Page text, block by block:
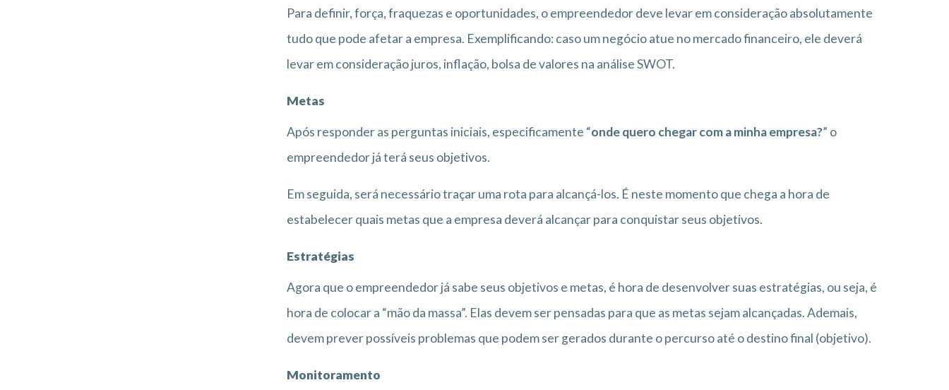
Para definir, força, fraquezas e oportunidades, o empreendedor deve levar em consideração absolutamente
tudo que pode afetar a empresa. Exemplificando: caso um negócio atue no mercado financeiro, ele deverá
levar em consideração juros, inflação, bolsa de valores na análise SWOT.
Metas
Após responder as perguntas iniciais, especificamente “onde quero chegar com a minha empresa?” o
empreendedor já terá seus objetivos.
Em seguida, será necessário traçar uma rota para alcançá-los. É neste momento que chega a hora de
estabelecer quais metas que a empresa deverá alcançar para conquistar seus objetivos.
Estratégias
Agora que o empreendedor já sabe seus objetivos e metas, é hora de desenvolver suas estratégias, ou seja, é
hora de colocar a “mão da massa”. Elas devem ser pensadas para que as metas sejam alcançadas. Ademais,
devem prever possíveis problemas que podem ser gerados durante o percurso até o destino final (objetivo).
Monitoramento